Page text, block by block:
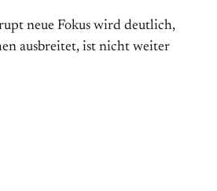
neue Fokus wird deutlich,
aus­breitet, ist nicht weiter